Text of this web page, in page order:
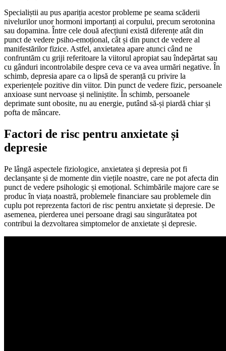
Specialiștii au pus apariția acestor probleme pe seama scăderii
nivelurilor unor hormoni importanți ai corpului, precum serotonina
sau dopamina. Între cele două afecțiuni există diferențe atât din
punct de vedere psiho-emoțional, cât și din punct de vedere al
manifestărilor fizice. Astfel, anxietatea apare atunci când ne
confruntăm cu griji referitoare la viitorul apropiat sau îndepărtat sau
cu gânduri incontrolabile despre ceva ce va avea urmări negative. În
schimb, depresia apare ca o lipsă de speranță cu privire la
experiențele pozitive din viitor. Din punct de vedere fizic, persoanele
anxioase sunt nervoase și neliniștite. În schimb, persoanele
deprimate sunt obosite, nu au energie, putând să-și piardă chiar și
pofta de mâncare.
Factori de risc pentru anxietate și
depresie
Pe lângă aspectele fiziologice, anxietatea și depresia pot fi
declanșante și de momente din viețile noastre, care ne pot afecta din
punct de vedere psihologic și emoțional. Schimbările majore care se
produc în viața noastră, problemele financiare sau problemele din
cuplu pot reprezenta factori de risc pentru anxietate și depresie. De
asemenea, pierderea unei persoane dragi sau singurătatea pot
contribui la dezvoltarea simptomelor de anxietate și depresie.